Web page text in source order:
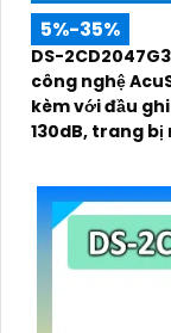
5%-35%
DS-
công nghệ
kèm với đầu
130dB, trang